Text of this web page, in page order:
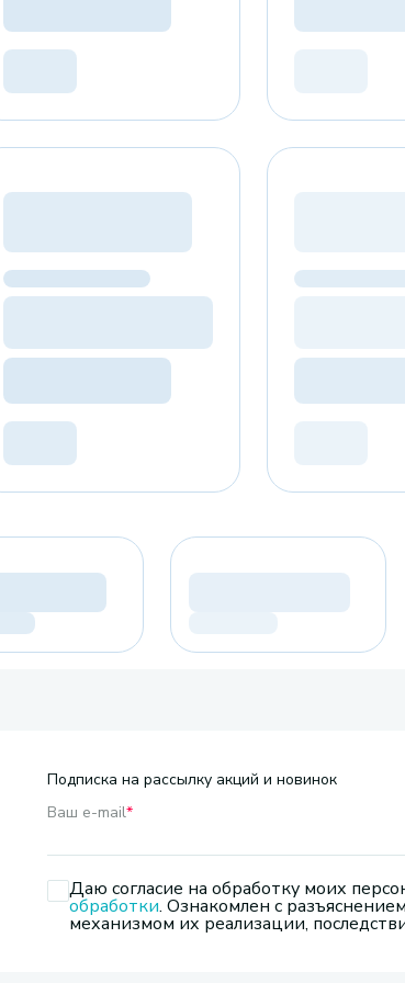
Подписка на рассылку акций и новинок
Ваш e-mail*
Даю согласие на обработку моих
обработки. Ознакомлен с
механизмом их реализации,